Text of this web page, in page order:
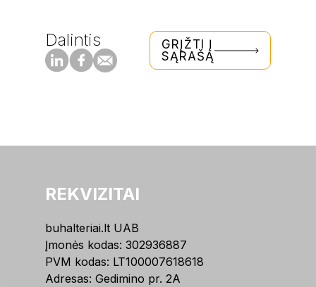
Dalintis
GRĮŽTI Į
SĄRAŠĄ
REKVIZITAI
buhalteriai.lt UAB
Įmonės kodas: 302936887
PVM kodas: LT100007618618
Adresas: Gedimino pr. 2A